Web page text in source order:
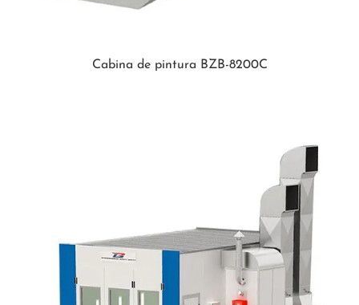
Cabina de pintura BZB-8200C